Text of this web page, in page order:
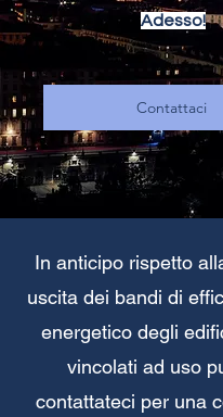
Adesso!
Contattaci
In anticipo rispetto
uscita dei bandi di
energetico degli
vincolati ad uso
contattateci per una